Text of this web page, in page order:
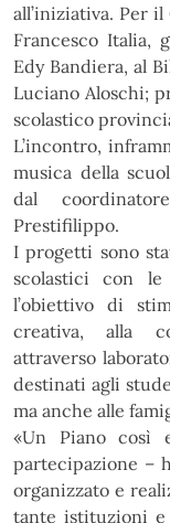
all’iniziativa. Per
Francesco Italia,
Edy Bandiera, al
Luciano Aloschi;
scolastico
L’incontro,
musica della
dal
Prestifilippo.
I progetti sono
scolastici con
l’obiettivo di
creativa, alla
attraverso
destinati agli
ma anche alle
«Un Piano
partecipazione –
organizzato e
tante istituzioni e